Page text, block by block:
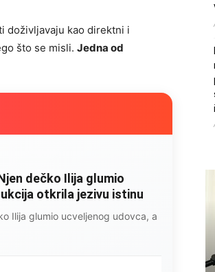
doživljavaju kao direktni i
što se misli. Jedna od
dečko Ilija glumio
otkrila jezivu istinu
Ilija glumio ucveljenog udovca, a